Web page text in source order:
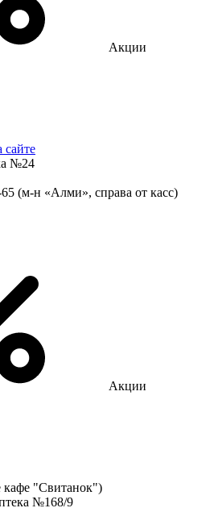
Акции
сайте
№24
(м-н «Алми», справа от касс)
Акции
кафе "Свитанок")
№168/9